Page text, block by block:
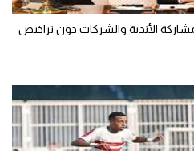
الأندية والشركات دون تراخيص